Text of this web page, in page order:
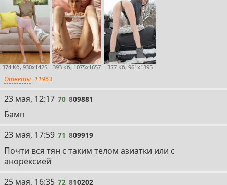
374 Кб, 930x1425 393 Кб, 1075x1657 357 Кб, 961x1395
Ответы 11963
70
23 мая, 12:17 70 809881
Бамп
71
23 мая, 17:59 71 809919
Почти вся тян с таким телом азиатки или с
анорексией
72
25 мая, 16:35 72 810202